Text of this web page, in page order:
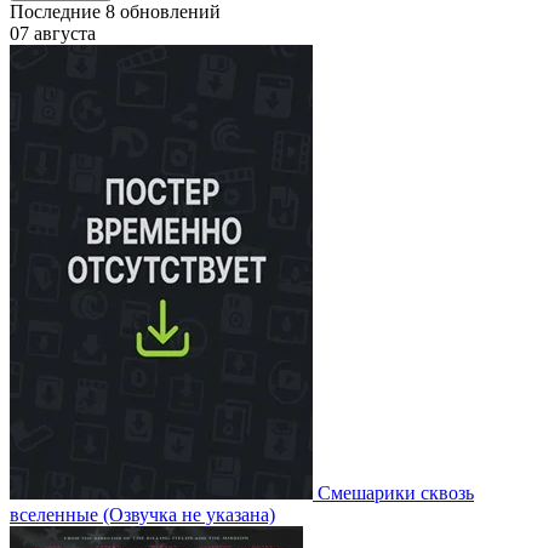
Последние 8 обновлений
07 августа
Смешарики сквозь
вселенные (Озвучка не указана)